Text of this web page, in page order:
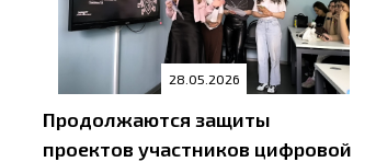
28.05.2026
Продолжаются защиты
проектов участников цифровой